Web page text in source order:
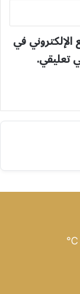
في
تعليقي.
℃